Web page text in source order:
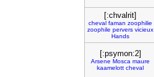
[:chvalrit]
cheval faman zoophilie
zoophile pervers vicieux
Hands
[:psymon:2]
Arsene Mosca maure
kaamelott cheval